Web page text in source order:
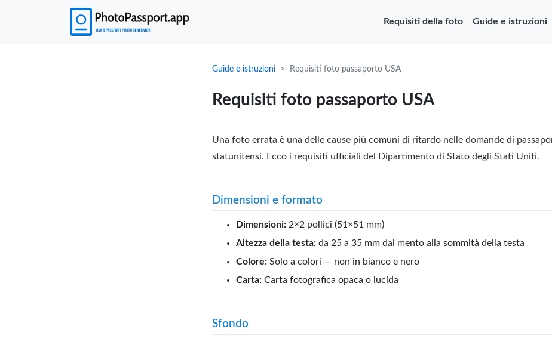
Requisiti della foto Guide e istruzioni
Guide e istruzioni Requisiti foto passaporto USA
Requisiti foto passaporto USA
Una foto errata è una delle cause più comuni di ritardo nelle domande di
statunitensi. Ecco i requisiti ufficiali del Dipartimento di Stato degli Stati Uniti.
Dimensioni e formato
Dimensioni:2×2 pollici (51×51 mm)
Altezza della testa:da 25 a 35 mm dal mento alla sommità della testa
Colore:Solo a colori — non in bianco e nero
Carta:Carta fotografica opaca o lucida
Sfondo